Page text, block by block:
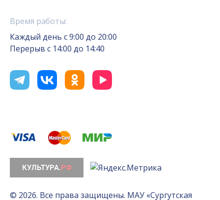
Время работы:
Каждый день с 9:00 до 20:00
Перерыв с 14:00 до 14:40
© 2026. Все права защищены. МАУ «Сургутская